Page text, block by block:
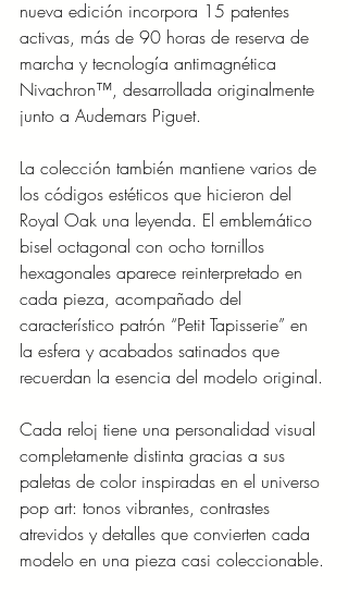
nueva edición incorpora 15 patentes
activas, más de 90 horas de reserva de
marcha y tecnología antimagnética
Nivachron™, desarrollada originalmente
junto a Audemars Piguet.
La colección también mantiene varios de
los códigos estéticos que hicieron del
Royal Oak una leyenda. El emblemático
bisel octagonal con ocho tornillos
hexagonales aparece reinterpretado en
cada pieza, acompañado del
característico patrón “Petit Tapisserie” en
la esfera y acabados satinados que
recuerdan la esencia del modelo original.
Cada reloj tiene una personalidad visual
completamente distinta gracias a sus
paletas de color inspiradas en el universo
pop art: tonos vibrantes, contrastes
atrevidos y detalles que convierten cada
modelo en una pieza casi coleccionable.